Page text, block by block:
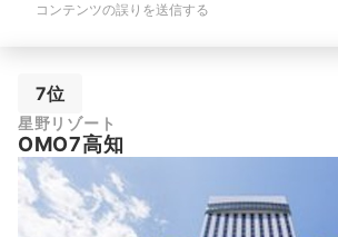
コンテンツの誤りを送信する
7位
星野リゾート
OMO7高知